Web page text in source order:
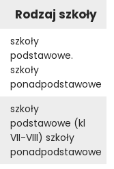
Rodzaj szkoły
szkoły
podstawowe.
szkoły
ponadpodstawowe
szkoły
podstawowe (kl
VII-VIII) szkoły
ponadpodstawowe